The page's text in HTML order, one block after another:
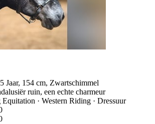
Jaar, 154 cm, Zwartschimmel
ruin, een echte charmeur
· Western Riding · Dressuur